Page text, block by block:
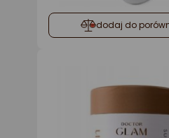
dodaj do